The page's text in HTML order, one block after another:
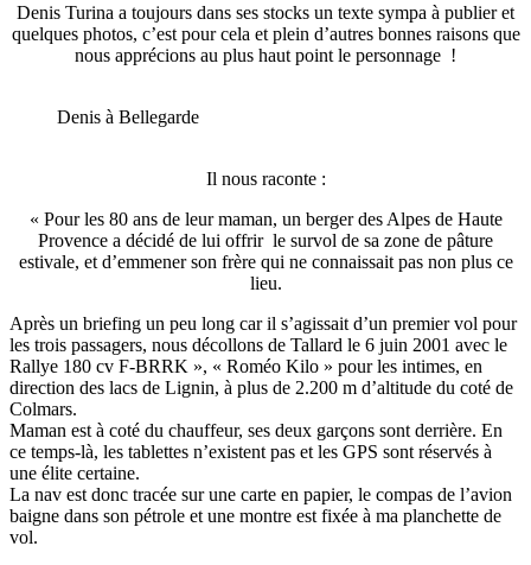
Denis Turina a toujours dans ses stocks un texte sympa à publier et
quelques photos, c’est pour cela et plein d’autres bonnes raisons que
nous apprécions au plus haut point le personnage !
Denis à Bellegarde
Il nous raconte :
« Pour les 80 ans de leur maman, un berger des Alpes de Haute
Provence a décidé de lui offrir le survol de sa zone de pâture
estivale, et d’emmener son frère qui ne connaissait pas non plus ce
lieu.
Après un briefing un peu long car il s’agissait d’un premier vol pour
les trois passagers, nous décollons de Tallard le 6 juin 2001 avec le
Rallye 180 cv F-BRRK », « Roméo Kilo » pour les intimes, en
direction des lacs de Lignin, à plus de 2.200 m d’altitude du coté de
Colmars.
Maman est à coté du chauffeur, ses deux garçons sont derrière. En
ce temps-là, les tablettes n’existent pas et les GPS sont réservés à
une élite certaine.
La nav est donc tracée sur une carte en papier, le compas de l’avion
baigne dans son pétrole et une montre est fixée à ma planchette de
vol.